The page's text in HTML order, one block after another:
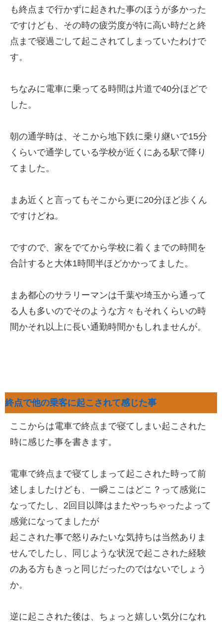
も終点まで行かずに起きれた事のほうが多かった
ですけども、その時の疲労度が特に高い時だと終
点まで寝過ごして起こされてしまっていたわけで
す。
ちなみに電車に乗ってる時間は片道で40分ほどで
した。
朝の通学時は、そこから地下鉄に乗り継いで15分
くらいで通学している学校が近くにある駅で降り
てました。
まあ近くと言ってもそこから更に20分ほど歩くん
ですけどね。
ですので、家をでてから学校に着くまでの時間を
合計すると大体1時間半ほどかかってました。
まあ都心のサラリーマンは千葉や埼玉から通って
る人も多いのでそのような方々もそれくらいの時
間かそれ以上に長い通勤時間かもしれませんが。
終点で他の乗客に起こされて感じた事
ここからは電車で終点まで寝てしまい起こされた
時に感じた事を書きます。
電車で終点まで寝てしまって起こされた時って前
述しましたけども、一瞬ここはどこ？って感覚に
なってたし、2回目以降はまたやっちゃったよって
感覚になってましたが
起こされた事で怒りみたいな気持ちは当然ありま
せんでしたし、同じような状況で起こされた経験
のある方もきっと同じだったのではないでしょう
か。
逆に起こされた後は、ちょっと嬉しい気分になれ